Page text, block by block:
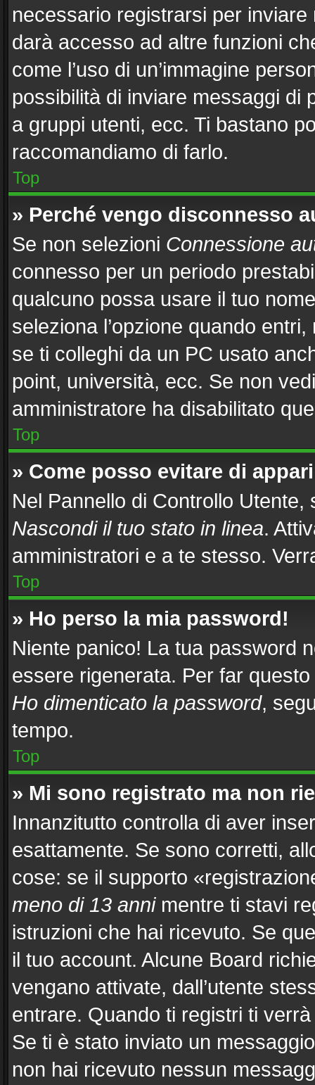
necessario registrarsi per
darà accesso ad altre funzioni
come l’uso di un’immagine
possibilità di inviare messaggi di
a gruppi utenti, ecc. Ti bastano
raccomandiamo di farlo.
Top
» Perché vengo disconnesso
Se non selezioni Connessione
connesso per un periodo
qualcuno possa usare il tuo
seleziona l’opzione quando
se ti colleghi da un PC usato
point, università, ecc. Se non
amministratore ha disabilitato
Top
» Come posso evitare di
Nel Pannello di Controllo Utente,
Nascondi il tuo stato in linea.
amministratori e a te stesso.
Top
» Ho perso la mia password!
Niente panico! La tua password
essere rigenerata. Per far
Ho dimenticato la password,
tempo.
Top
» Mi sono registrato ma non
Innanzitutto controlla di aver
esattamente. Se sono corretti,
cose: se il supporto
meno di 13 annimentre ti stavi
istruzioni che hai ricevuto. Se
il tuo account. Alcune Board
vengano attivate, dall’utente
entrare. Quando ti registri ti
Se ti è stato inviato un
non hai ricevuto nessun